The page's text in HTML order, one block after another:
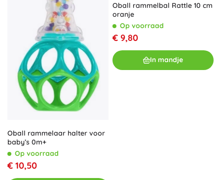
Oball rammelaar halter voor
baby’s 0m+
Op voorraad
€ 10,50
Oball rammelbal Rattle 10 cm
oranje
Op voorraad
€ 9,80
In mandje